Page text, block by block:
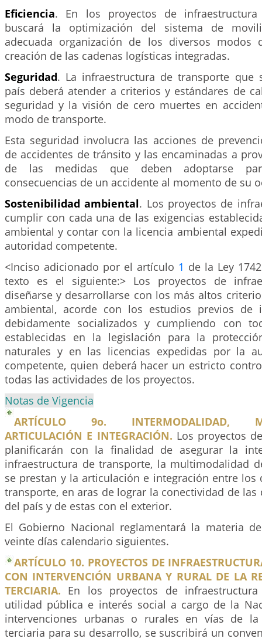
Eficiencia. En los proyectos de
buscará la optimización del sistema de
adecuada organización de los diversos
creación de las cadenas logísticas integradas.
Seguridad. La infraestructura de transporte que
país deberá atender a criterios y estándares de
seguridad y la visión de cero muertes en
modo de transporte.
Esta seguridad involucra las acciones de
de accidentes de tránsito y las encaminadas a
de las medidas que deben adoptarse
consecuencias de un accidente al momento de su
Sostenibilidad ambiental. Los proyectos de
cumplir con cada una de las exigencias
ambiental y contar con la licencia ambiental
autoridad competente.
<Inciso adicionado por el artículo 1 de la Ley
texto es el siguiente:> Los proyectos de
diseñarse y desarrollarse con los más altos
ambiental, acorde con los estudios previos de
debidamente socializados y cumpliendo con
establecidas en la legislación para la
naturales y en las licencias expedidas por la
competente, quien deberá hacer un estricto
todas las actividades de los proyectos.
Notas de Vigencia
ARTÍCULO 9o. INTERMODALIDAD,
ARTICULACIÓN E INTEGRACIÓN. Los proyectos
planificarán con la finalidad de asegurar la
infraestructura de transporte, la multimodalidad
se prestan y la articulación e integración entre los
transporte, en aras de lograr la conectividad de las
del país y de estas con el exterior.
El Gobierno Nacional reglamentará la materia
veinte días calendario siguientes.
ARTÍCULO 10. PROYECTOS DE
CON INTERVENCIÓN URBANA Y RURAL DE LA
TERCIARIA. En los proyectos de
utilidad pública e interés social a cargo de la
intervenciones urbanas o rurales en vías de
terciaria para su desarrollo, se suscribirá un